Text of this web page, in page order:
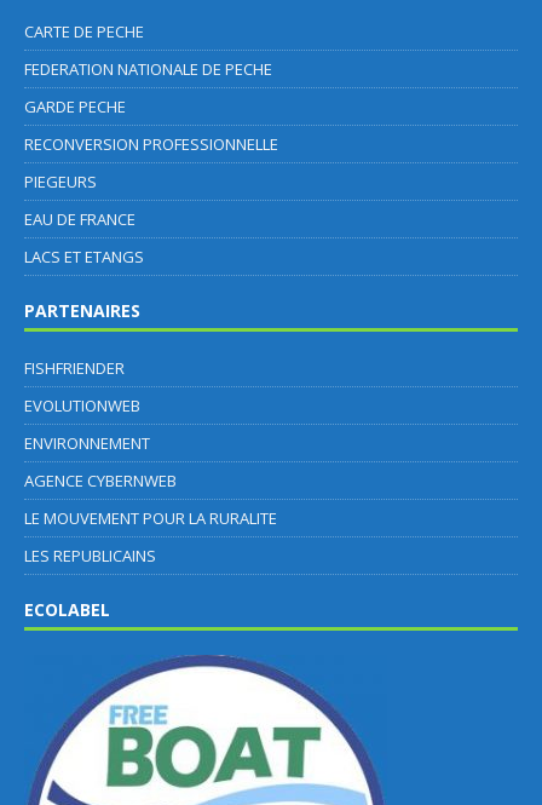
CARTE DE PECHE
FEDERATION NATIONALE DE PECHE
GARDE PECHE
RECONVERSION PROFESSIONNELLE
PIEGEURS
EAU DE FRANCE
LACS ET ETANGS
PARTENAIRES
FISHFRIENDER
EVOLUTIONWEB
ENVIRONNEMENT
AGENCE CYBERNWEB
LE MOUVEMENT POUR LA RURALITE
LES REPUBLICAINS
ECOLABEL